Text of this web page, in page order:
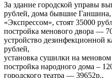
За здание городской управы
рублей, дома бывшие Ганшина,
«Экспрессом», стоят 35000
постройка менового двора —
устройство дезинфекционной
рублей,
установка сушилки на
постройка народного дома –
городского театра — 39652р.,